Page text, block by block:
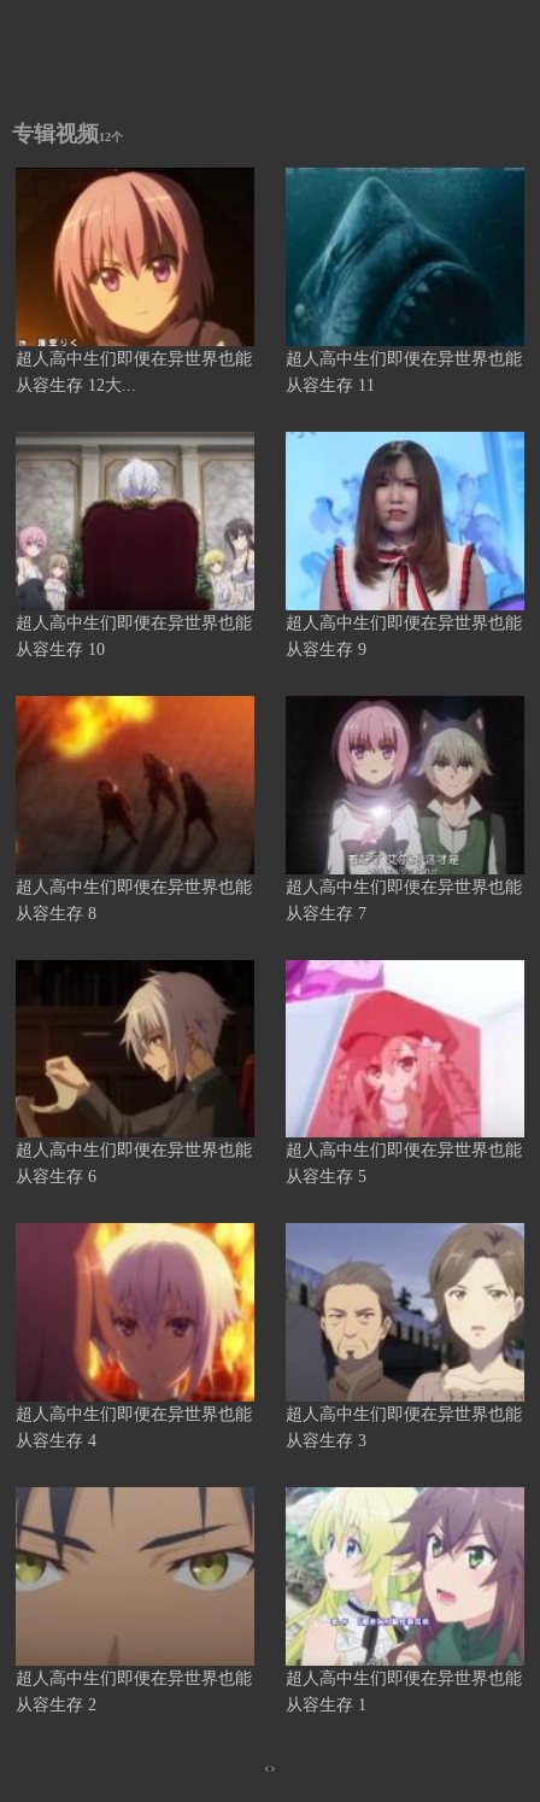
专辑视频12个
超人高中生们即便在异世界也能
从容生存 12大...
超人高中生们即便在异世界也能
从容生存 11
超人高中生们即便在异世界也能
从容生存 10
超人高中生们即便在异世界也能
从容生存 9
超人高中生们即便在异世界也能
从容生存 8
超人高中生们即便在异世界也能
从容生存 7
超人高中生们即便在异世界也能
从容生存 6
超人高中生们即便在异世界也能
从容生存 5
超人高中生们即便在异世界也能
从容生存 4
超人高中生们即便在异世界也能
从容生存 3
超人高中生们即便在异世界也能
从容生存 2
超人高中生们即便在异世界也能
从容生存 1
‹›